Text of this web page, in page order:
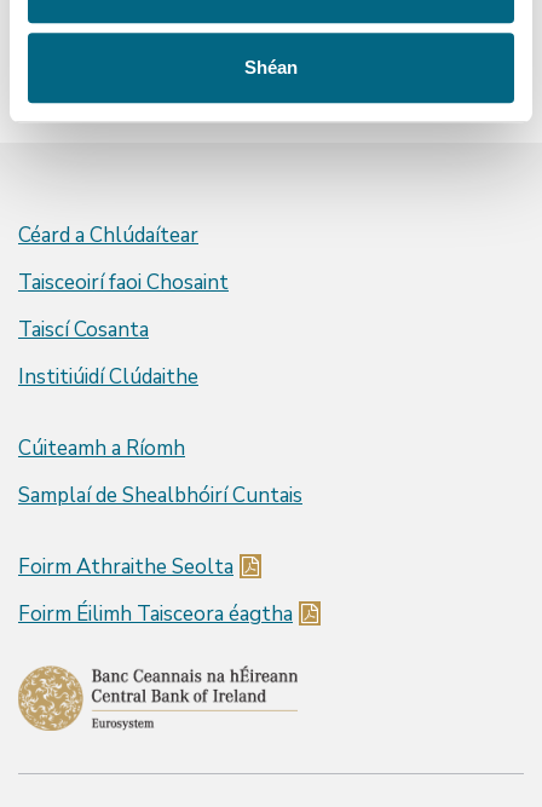
Shéan
Céard a Chlúdaítear
Taisceoirí faoi Chosaint
Taiscí Cosanta
Institiúidí Clúdaithe
Cúiteamh a Ríomh
Samplaí de Shealbhóirí Cuntais
Foirm Athraithe Seolta
Foirm Éilimh Taisceora éagtha